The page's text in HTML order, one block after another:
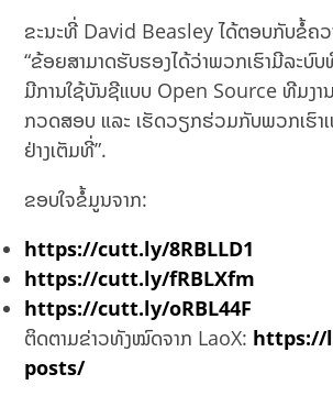
ຂະນະທີ່ David Beasley ໄດ້ຕອບກັບຂໍ້ຄ
“ຂ້ອຍສາມາດຮັບຮອງໄດ້ວ່າພວກເຮົາມີລະບົ
ມີການໃຊ້ບັນຊີແບບ Open Source ທີມງານ
ກວດສອບ ແລະ ເຮັດວຽກຮ່ວມກັບພວກເຮົາ
ຢ່າງເຕັມທີ່”.
ຂອບໃຈຂໍ້ມູນຈາກ:
https://cutt.ly/8RBLLD1
https://cutt.ly/fRBLXfm
https://cutt.ly/oRBL44F
ຕິດຕາມຂ່າວທັງໝົດຈາກ LaoX: https://
posts/